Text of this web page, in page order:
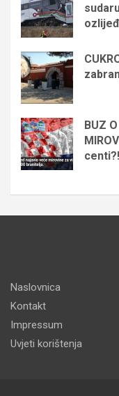
BUZ
centi?!
Naslovnica
Kontakt
Impressum
Uvjeti korištenja